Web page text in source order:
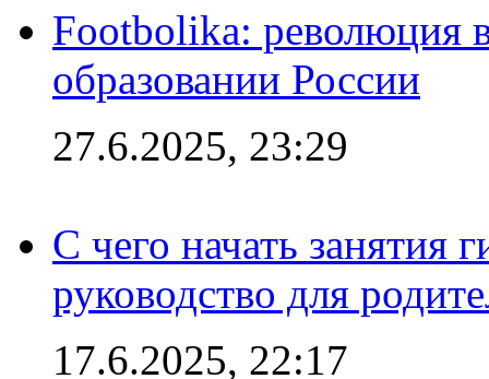
Footbolika: революция
образовании России
27.6.2025, 23:29
С чего начать занятия
руководство для
17.6.2025, 22:17